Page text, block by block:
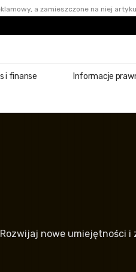
a zamieszczone na niej
i finanse Informacje
Rozwijaj nowe umiejętności i